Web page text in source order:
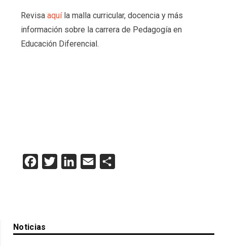
Revisa aquíla malla curricular, docencia y más
información sobre la carrera de Pedagogía en
Educación Diferencial.
Facebook
Twitter LinkedInEmail
Noticias